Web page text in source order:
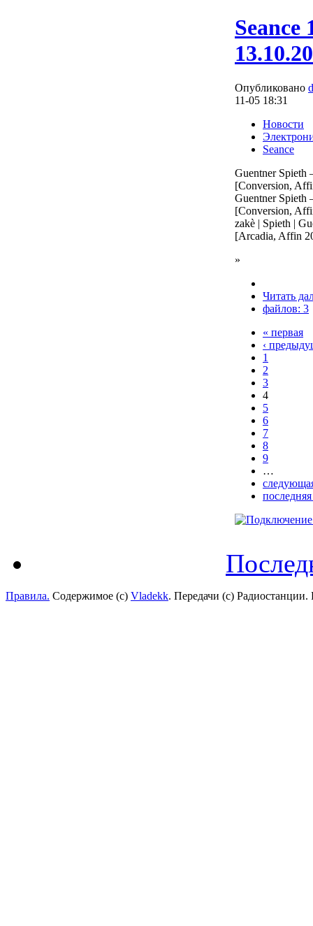
Seance
Опубликовано
11-05 18:31
Новости
Seance
Guentner Spieth
[Conversion,
Guentner
[Conversion,
zakè | Spieth |
[Arcadia, Affin
»
Читать
файлов: 3
« первая
‹
1
2
3
4
5
6
7
8
9
…
Правила. Содержимое (с) Vladekk. Передачи (с)